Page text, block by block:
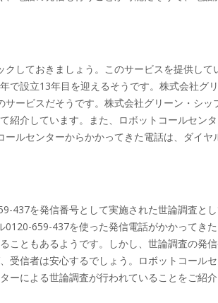
しておきましょう。このサービスを提供して
で設立13年目を迎えるそうです。株式会社グ
ービスだそうです。株式会社グリーン・シッ
介しています。また、ロボットコールセン
ルセンターからかかってきた電話は、ダイヤ
437を発信番号として実施された世論調査と
659-437を使った発信電話がかかってき
こともあるようです。しかし、世論調査の発
信者は安心するでしょう。ロボットコール
ーによる世論調査が行われていることをご紹